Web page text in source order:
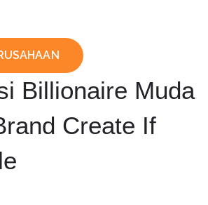
Billionaire Muda
Create If